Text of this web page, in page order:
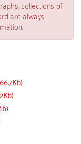
collections of
are always